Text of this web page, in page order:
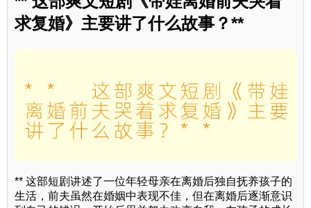
求复婚》主要讲了什么故事？**
** 这部短剧讲述了一位年轻母亲在离婚后独自抚养孩子的
生活，前夫虽然在婚姻中表现不佳，但在离婚后逐渐意识